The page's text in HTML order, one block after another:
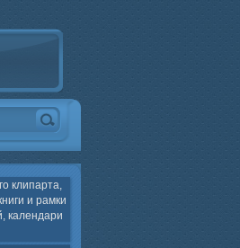
клипарта,
и рамки
календари